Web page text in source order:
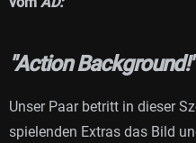
"Action Background!"
Unser Paar betritt in dieser
spielenden Extras das Bild